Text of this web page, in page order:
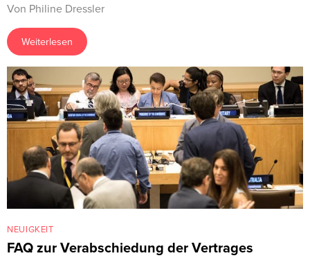
Von Philine Dressler
Weiterlesen
NEUIGKEIT
FAQ zur Verabschiedung der Vertrages